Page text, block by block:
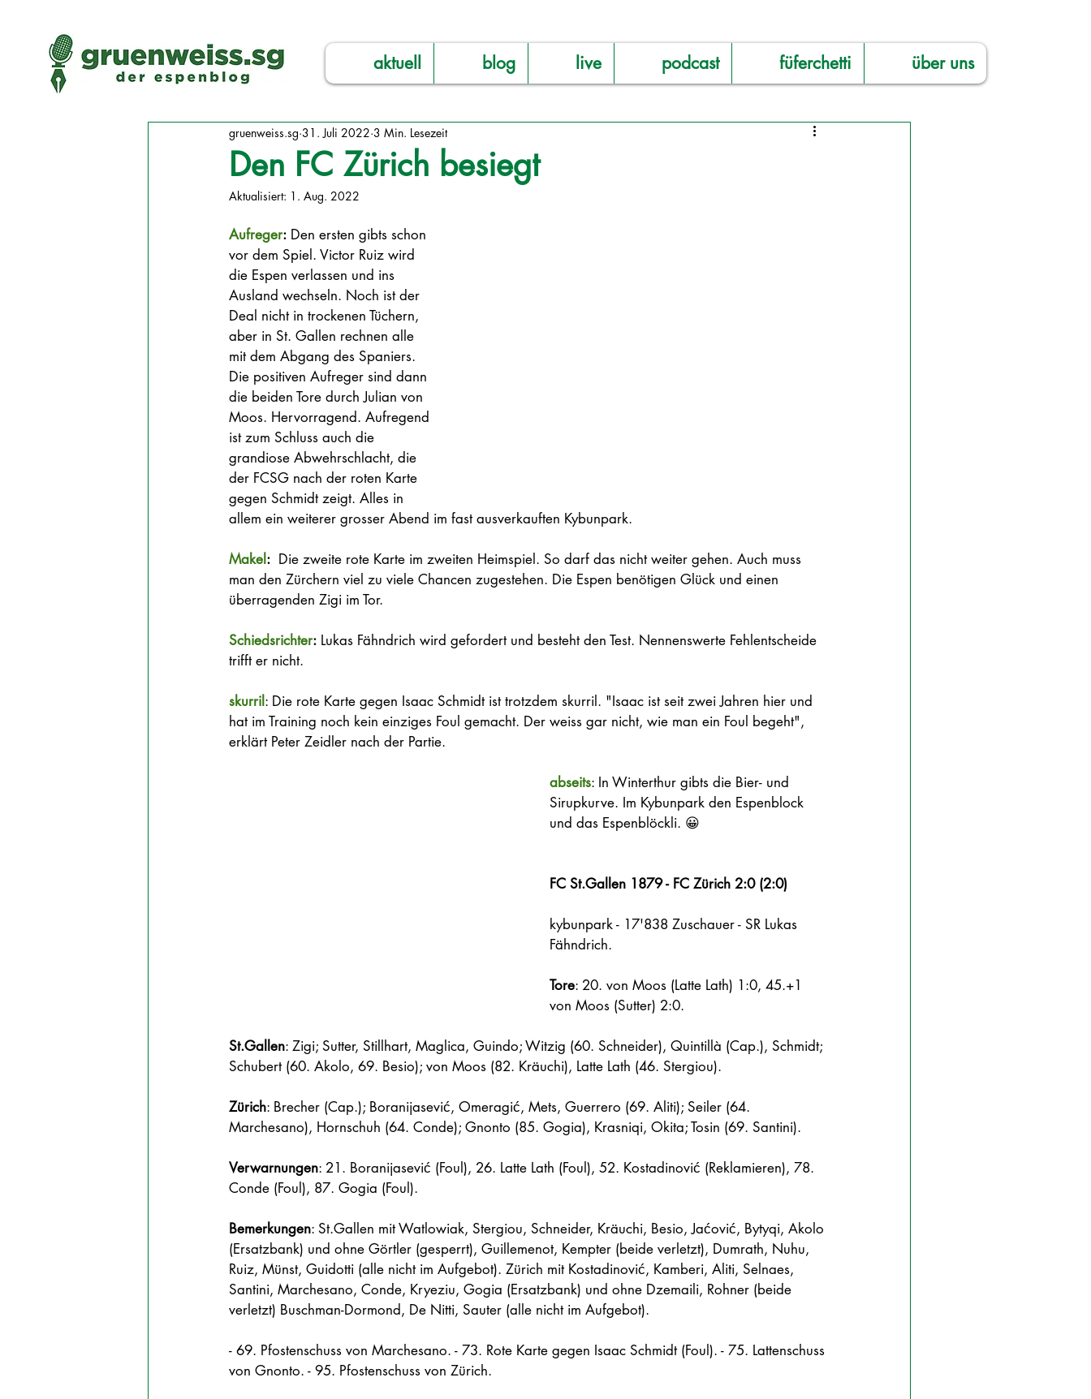
aktuell blog live podcast füferchetti über uns
Den FC Zürich besiegt
gruenweiss.sg 31. Juli 2022 3 Min. Lesezeit
Aktualisiert: 1. Aug. 2022
Aufreger: Den ersten gibts schon
vor dem Spiel. Victor Ruiz wird
die Espen verlassen und ins
Ausland wechseln. Noch ist der
Deal nicht in trockenen Tüchern,
aber in St. Gallen rechnen alle
mit dem Abgang des Spaniers.
Die positiven Aufreger sind dann
die beiden Tore durch Julian von
Moos. Hervorragend. Aufregend
ist zum Schluss auch die
grandiose Abwehrschlacht, die
der FCSG nach der roten Karte
gegen Schmidt zeigt. Alles in
allem ein weiterer grosser Abend im fast ausverkauften Kybunpark.
Makel :
  Die zweite rote Karte im zweiten Heimspiel. So darf das nicht weiter gehen. Auch muss
man den Zürchern viel zu viele Chancen zugestehen. Die Espen benötigen Glück und einen
überragenden Zigi im Tor.
Schiedsrichter: Lukas Fähndrich wird gefordert und besteht den Test. Nennenswerte Fehlentscheide
trifft er nicht.
skurril : Die rote Karte gegen Isaac Schmidt ist trotzdem skurril. "Isaac ist seit zwei Jahren hier und
hat im Training noch kein einziges Foul gemacht. Der weiss gar nicht, wie man ein Foul begeht",
erklärt Peter Zeidler nach der Partie.
abseits: In Winterthur gibts die Bier- und
Sirupkurve. Im Kybunpark den Espenblock
und das Espenblöckli. 😀
FC St.Gallen 1879 - FC Zürich 2:0 (2:0)
kybunpark - 17'838 Zuschauer - SR Lukas
Fähndrich.
Tore: 20. von Moos (Latte Lath) 1:0, 45.+1
von Moos (Sutter) 2:0.
St.Gallen: Zigi; Sutter, Stillhart, Maglica, Guindo; Witzig (60. Schneider), Quintillà (Cap.), Schmidt;
Schubert (60. Akolo, 69. Besio); von Moos (82. Kräuchi), Latte Lath (46. Stergiou).
Zürich: Brecher (Cap.); Boranijasević, Omeragić, Mets, Guerrero (69. Aliti); Seiler (64.
Marchesano), Hornschuh (64. Conde); Gnonto (85. Gogia), Krasniqi, Okita; Tosin (69. Santini).
Verwarnungen: 21. Boranijasević (Foul), 26. Latte Lath (Foul), 52. Kostadinović (Reklamieren), 78.
Conde (Foul), 87. Gogia (Foul).
Bemerkungen: St.Gallen mit Watlowiak, Stergiou, Schneider, Kräuchi, Besio, Jaćović, Bytyqi, Akolo
(Ersatzbank) und ohne Görtler (gesperrt), Guillemenot, Kempter (beide verletzt), Dumrath, Nuhu,
Ruiz, Münst, Guidotti (alle nicht im Aufgebot). Zürich mit Kostadinović, Kamberi, Aliti, Selnaes,
Santini, Marchesano, Conde, Kryeziu, Gogia (Ersatzbank) und ohne Dzemaili, Rohner (beide
verletzt) Buschman-Dormond, De Nitti, Sauter (alle nicht im Aufgebot).
- 69. Pfostenschuss von Marchesano. - 73. Rote Karte gegen Isaac Schmidt (Foul). - 75. Lattenschuss
von Gnonto. - 95. Pfostenschuss von Zürich.